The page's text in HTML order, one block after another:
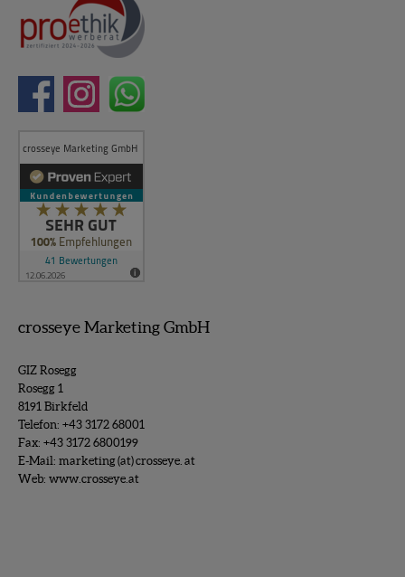
crosseye Marketing GmbH
GIZ Rosegg
Rosegg 1
8191 Birkfeld
Telefon: +43 3172 68001
Fax: +43 3172 6800199
E-Mail: marketing (at) crosseye. at
Web: www.crosseye.at